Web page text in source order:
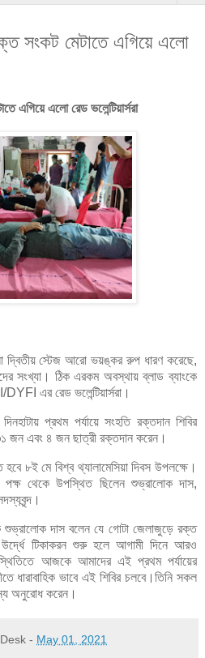
সংকট মেটাতে এগিয়ে এলো
এগিয়ে এলো রেড ভলেন্টিয়ার্সরা
দ্বিতীয় স্টেজ আরো ভয়ঙ্কর রুপ ধারণ করেছে,
সংখ্যা। ঠিক এরকম অবস্থায় ব্লাড ব্যাংকে
এর রেড ভলেন্টিয়ার্সরা।
প্রথম পর্যায়ে সংহতি রক্তদান শিবির
জন এবং ৪ জন ছাত্রী রক্তদান করেন।
হবে ৮ই মে বিশ্ব থ্যালামেসিয়া দিবস উপলক্ষে।
পক্ষ থেকে উপস্থিত ছিলেন শুভ্রালোক দাস,
শুভ্রালোক দাস বলেন যে গোটা জেলাজুড়ে রক্ত
টিকাকরন শুরু হলে আগামী দিনে আরও
আজকে আমাদের এই প্রথম পর্যায়ের
ধারাবাহিক ভাবে এই শিবির চলবে।তিনি সকল
অনুরোধ করেন।
- May 01, 2021